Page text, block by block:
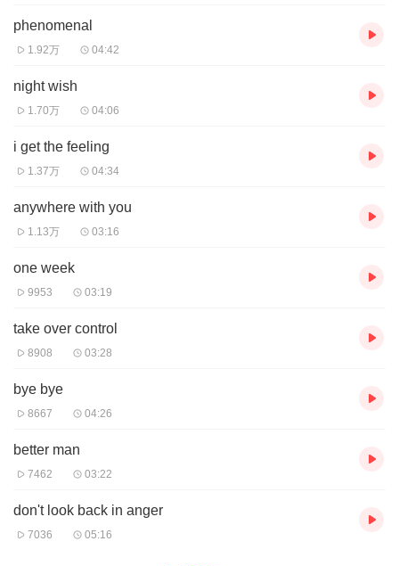
phenomenal
1.92万 04:42
night wish
1.70万 04:06
i get the feeling
1.37万 04:34
anywhere with you
1.13万 03:16
one week
9953 03:19
take over control
8908 03:28
bye bye
8667 04:26
better man
7462 03:22
don't look back in anger
7036 05:16